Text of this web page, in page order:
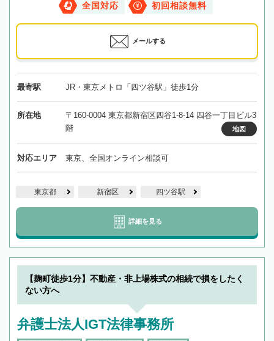
全国対応 初回相談無料
メールする
最寄駅 JR・東京メトロ「四ツ谷駅」徒歩1分
所在地
〒160-0004 東京都新宿区四谷1-8-14 四谷一丁目ビル3
階
地図
対応エリア 東京、全国オンライン相談可
東京都 新宿区 四ツ谷駅
詳細を見る
【麹町徒歩1分】不動産・非上場株式の相続で損をしたく
ない方へ
弁護士法人IGT法律事務所